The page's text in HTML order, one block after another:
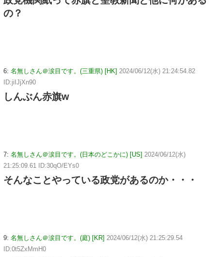
の？
6: 名無しさん＠涙目です。(三重県) [HK] 2024/06/12(水) 21:24:54.82
ID:jiIJjXn90
しんぶん赤旗w
7: 名無しさん＠涙目です。(日本のどこかに) [US] 2024/06/12(水)
21:25:09.61 ID:30qO/EYs0
そんなことやっている政党があるのか・・・
9: 名無しさん＠涙目です。(庭) [KR] 2024/06/12(水) 21:25:29.54
ID:0t5ZxMmH0